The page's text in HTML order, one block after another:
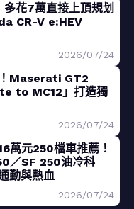
多花7萬直接上頂規划
CR-V e:HEV
2026/07/24
Maserati GT2
to MC12」打造獨
2026/07/24
萬元250檔車推薦！
／SF 250油冷科
勤與熱血
2026/07/24